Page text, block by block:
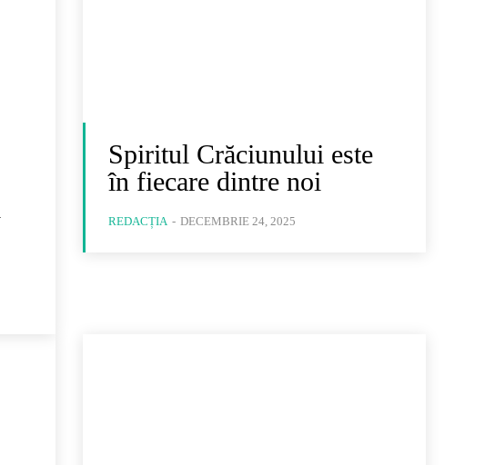
Spiritul Crăciunului este
în fiecare dintre noi
REDACȚIA - DECEMBRIE 24, 2025